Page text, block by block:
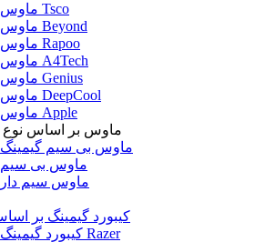
ماوس Tsco
ماوس Beyond
ماوس Rapoo
ماوس A4Tech
ماوس Genius
ماوس DeepCool
ماوس Apple
ماوس بر اساس نوع
ماوس بی سیم گیمینگ
ماوس بی سیم
ماوس سیم دار
کیبورد گیمینگ بر
کیبورد گیمینگ Razer